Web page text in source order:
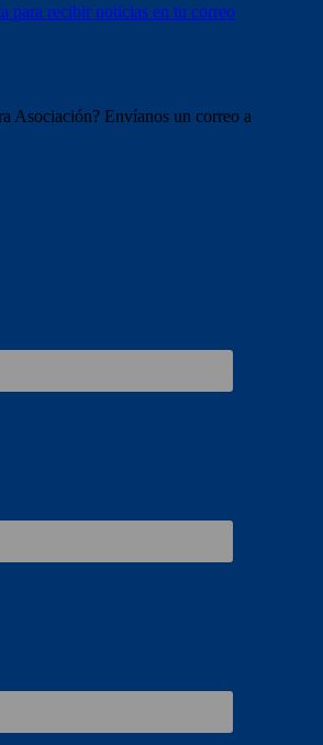
para recibir noticias en tu correo
Asociación? Envíanos un correo a